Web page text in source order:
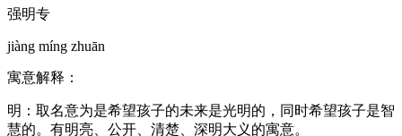
强明专
jiàng míng zhuān
寓意解释：
明：取名意为是希望孩子的未来是光明的，同时希望孩子是智
慧的。有明亮、公开、清楚、深明大义的寓意。